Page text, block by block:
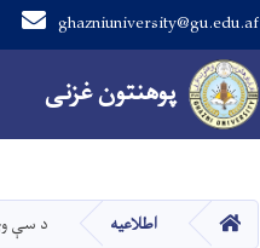
پوهنتونغزنی
ghazniuniversity@gu.edu.af
Main navigation
پوهنتونغزنی
صفحه اصلیاطلاعیه د سې